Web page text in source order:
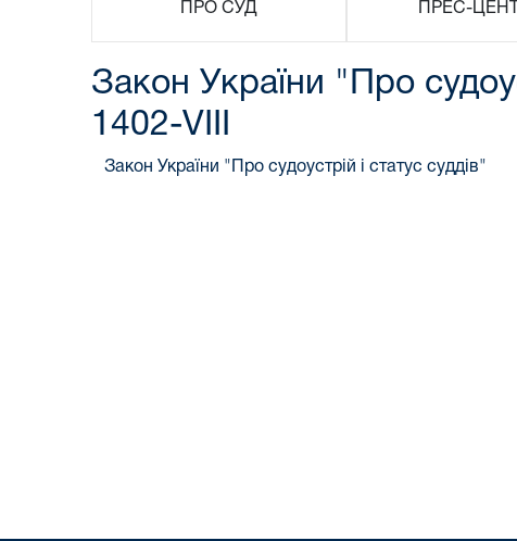
ПРО СУД ПРЕС-
Закон України "Про
1402-VIII
Закон України "Про судоустрій і статус суддів"